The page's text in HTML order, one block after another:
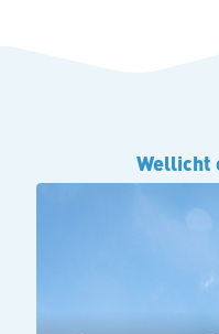
Wellicht